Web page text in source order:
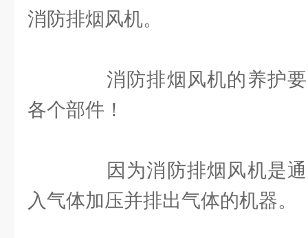
消防排烟风机。
消防排烟风机的养护要
各个部件！
因为消防排烟风机是通
入气体加压并排出气体的机器。